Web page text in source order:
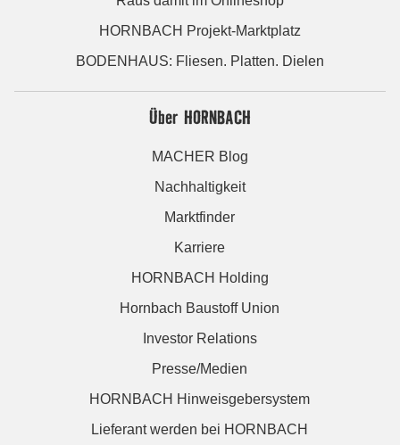
HORNBACH Projekt-Marktplatz
BODENHAUS: Fliesen. Platten. Dielen
Über HORNBACH
MACHER Blog
Nachhaltigkeit
Marktfinder
Karriere
HORNBACH Holding
Hornbach Baustoff Union
Investor Relations
Presse/Medien
HORNBACH Hinweisgebersystem
Lieferant werden bei HORNBACH